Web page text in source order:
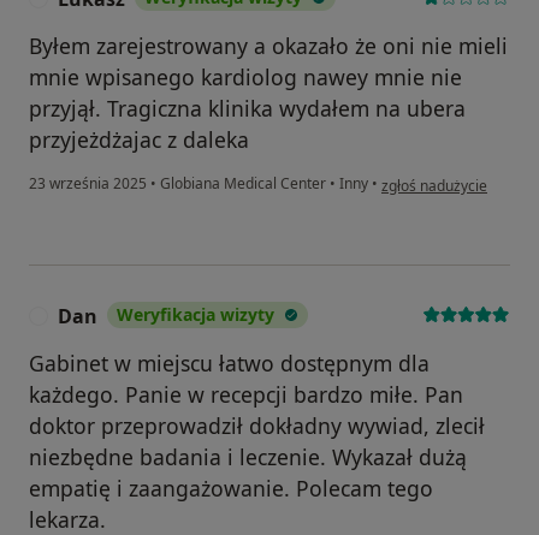
Byłem zarejestrowany a okazało że oni nie mieli
mnie wpisanego kardiolog nawey mnie nie
przyjął. Tragiczna klinika wydałem na ubera
przyjeżdżajac z daleka
23 września 2025 • Globiana Medical Center • Inny • w opinii użytkownika
zgłoś nadużycie
Dan Weryfikacja wizyty
Gabinet w miejscu łatwo dostępnym dla
każdego. Panie w recepcji bardzo miłe. Pan
doktor przeprowadził dokładny wywiad, zlecił
niezbędne badania i leczenie. Wykazał dużą
empatię i zaangażowanie. Polecam tego
lekarza.